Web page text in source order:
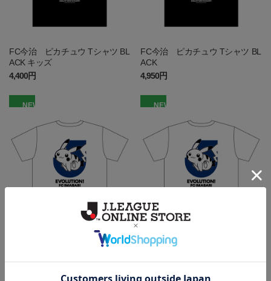
FC今治 ピカチュウ Tシャツ BL
ACK キッズ
4,400円
FC今治 ピカチュウ Tシャツ BL
ACK
4,950円
NEW
FC今治 ピカチュウ Tシャツ W
4,400円
NEW
FC今治 ピカチュウ Tシャツ W
4,950円